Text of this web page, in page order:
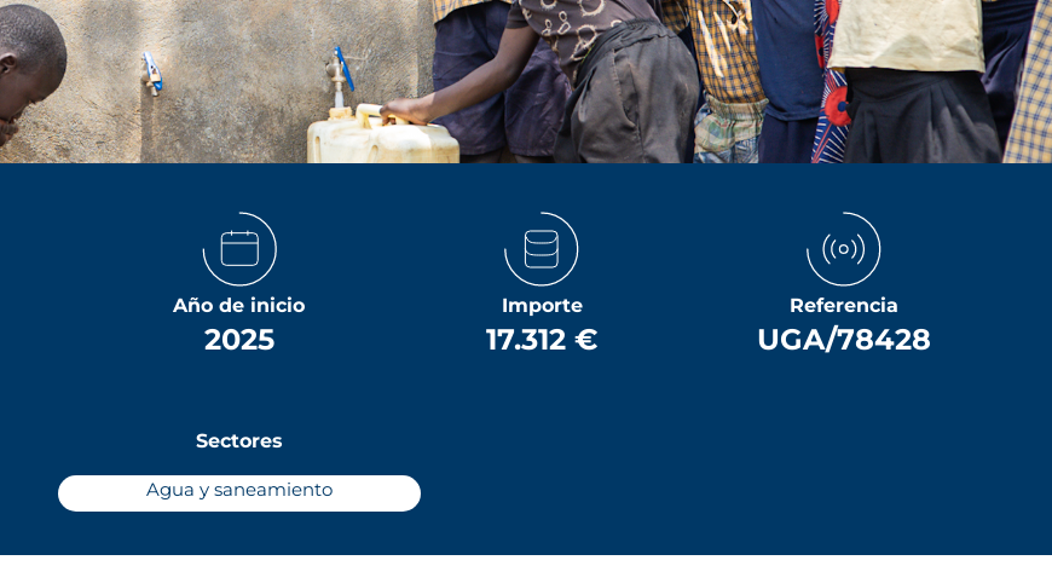
Año de inicio
2025
Importe
17.312 €
Referencia
UGA/78428
Sectores
Agua y saneamiento